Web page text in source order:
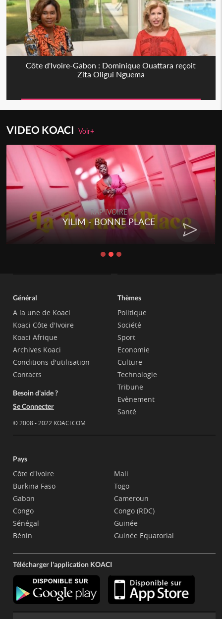
Côte d'Ivoire-Gabon : Dominique Ouattara reçoit
Zita Oligui Nguema
VIDEO KOACIVoir+
RAP IVOIRE
YILIM - BONNE PLACE
Général
A la une de Koaci
Koaci Côte d'Ivoire
Koaci Afrique
Archives Koaci
Conditions d'utilisation
Contacts
Besoin d'aide ?
Se Connecter
© 2008 - 2022 KOACI.COM
Thèmes
Politique
Société
Sport
Economie
Culture
Technologie
Tribune
Evènement
Santé
Pays
Côte d'Ivoire
Burkina Faso
Gabon
Congo
Sénégal
Bénin
Mali
Togo
Cameroun
Congo (RDC)
Guinée
Guinée Equatorial
Télécharger l'application KOACI